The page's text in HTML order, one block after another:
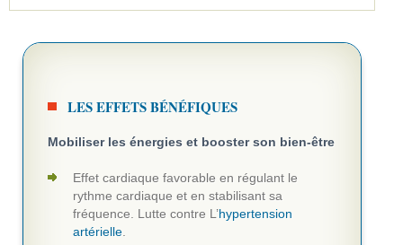
LES EFFETS BÉNÉFIQUES
Mobiliser les énergies et booster son bien-être
Effet cardiaque favorable en régulant le
rythme cardiaque et en stabilisant sa
fréquence. Lutte contre L’hypertension
artérielle.